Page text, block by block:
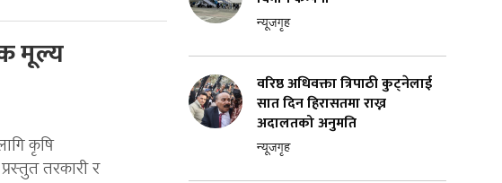
मूल्य
कृषि
तरकारी र
न्यूजगृह
वरिष्ठ अधिवक्ता त्रिपाठी कुट्नेलाई
सात दिन हिरासतमा राख्न
अदालतको अनुमति
न्यूजगृह